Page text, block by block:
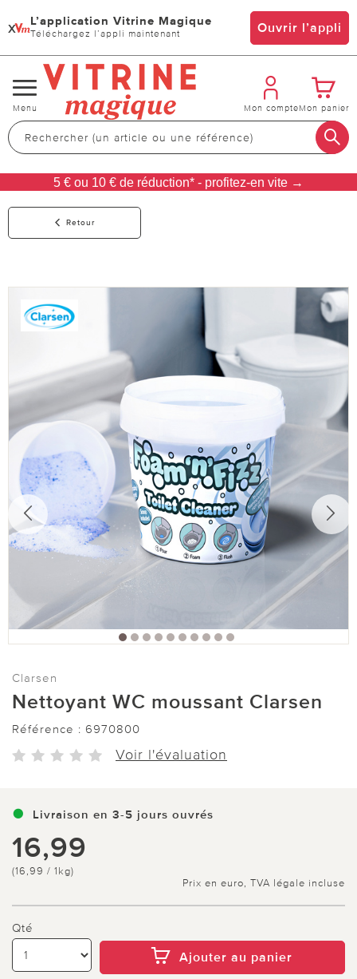
x L’application Vitrine Magique
Téléchargez l’appli maintenant Ouvrir l’appli
Changer
de
navigation
Menu Mon compteMon panier
5 € ou 10 € de réduction* - profitez-en vite →
Retour
Clarsen
Nettoyant WC moussant Clarsen
Référence : 6970800
Voir l'évaluation
Livraison en 3-5 jours ouvrés
16,99
(16,99 / 1kg)
Prix en euro, TVA légale incluse
Qté
Ajouter au panier